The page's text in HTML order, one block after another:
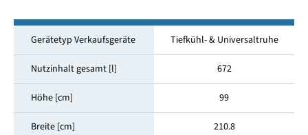
Gerätetyp Verkaufsgeräte Tiefkühl- & Universaltruhe
Nutzinhalt gesamt [l] 672
Höhe [cm] 99
Breite [cm] 210.8